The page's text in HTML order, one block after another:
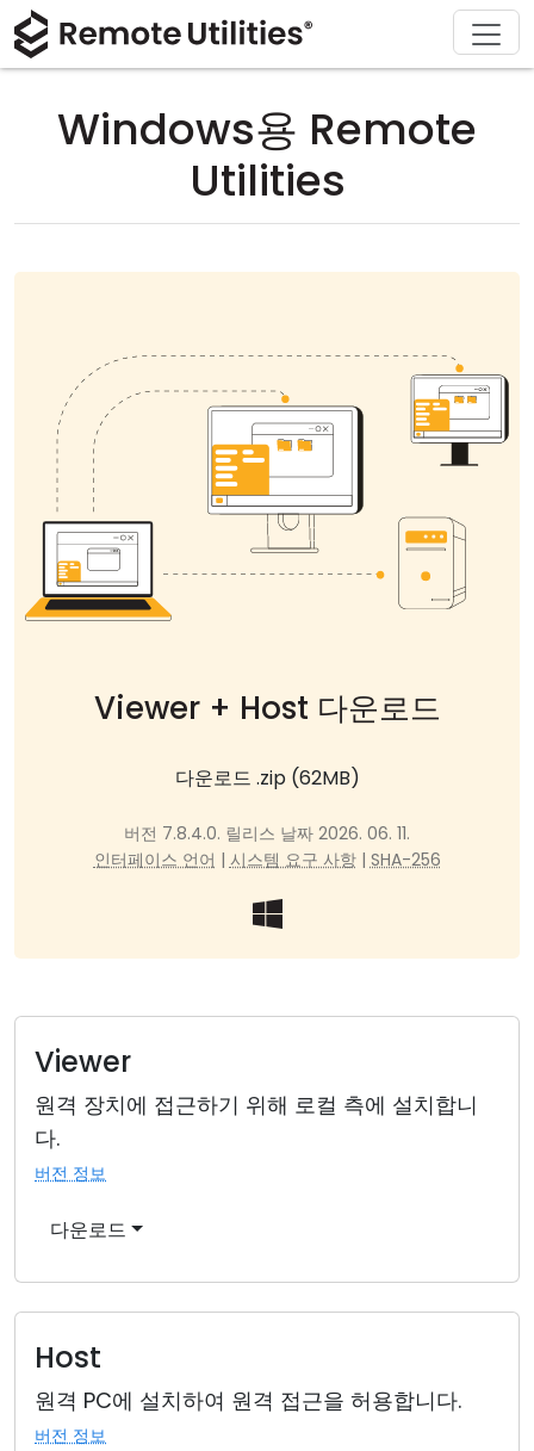
Windows용 Remote
Utilities
Viewer + Host 다운로드
다운로드 .zip (62MB)
버전 7.8.4.0. 릴리스 날짜 2026. 06. 11.
인터페이스 언어 | 시스템 요구 사항| SHA-256
Viewer
원격 장치에 접근하기 위해 로컬 측에 설치합니
다.
버전 정보
다운로드
Host
원격 PC에 설치하여 원격 접근을 허용합니다.
버전 정보
제품
보안
릴리즈 노트
무인 액세스
Active Directory 지원
MSI 구성
클라우드 & 온프레미스
솔루션
제조 및 소매업
교육 및 정부
다운로드
macOS
iOS/Android
구매
라이선스 어시스턴트
지원
문서
회사 소개
보도 자료실